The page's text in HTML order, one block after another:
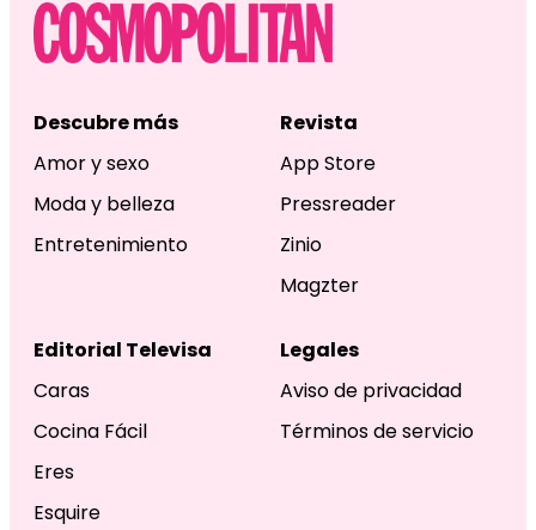
Descubre más
Amor y sexo
Moda y belleza
Entretenimiento
Revista
App Store
Pressreader
Zinio
Magzter
Editorial Televisa
Caras
Cocina Fácil
Eres
Esquire
Legales
Aviso de privacidad
Términos de servicio